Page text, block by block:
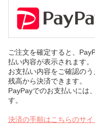
ご注文を確定すると、
払い内容が表示されます。
お支払い内容をご確認の
残高から決済できます。
PayPayでのお支払いには
す。
決済の手順はこちらのサイ